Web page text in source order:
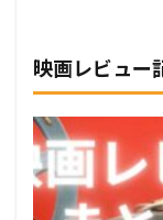
映画レビュー